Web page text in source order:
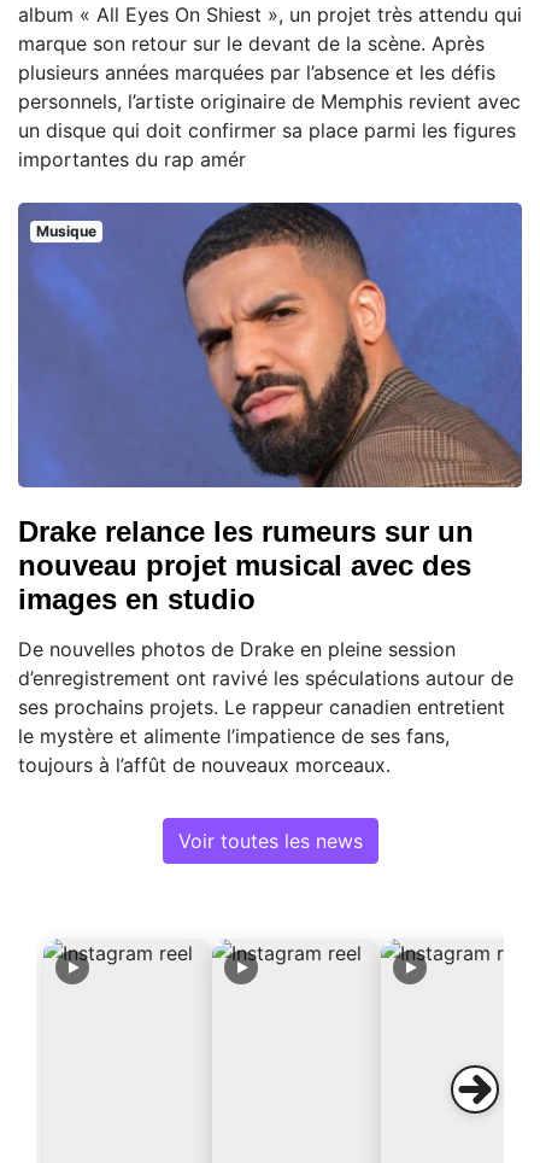
album « All Eyes On Shiest », un projet très attendu qui
marque son retour sur le devant de la scène. Après
plusieurs années marquées par l’absence et les défis
personnels, l’artiste originaire de Memphis revient avec
un disque qui doit confirmer sa place parmi les figures
importantes du rap amér
Musique
Drake relance les rumeurs sur un
nouveau projet musical avec des
images en studio
De nouvelles photos de Drake en pleine session
d’enregistrement ont ravivé les spéculations autour de
ses prochains projets. Le rappeur canadien entretient
le mystère et alimente l’impatience de ses fans,
toujours à l’affût de nouveaux morceaux.
Voir toutes les news